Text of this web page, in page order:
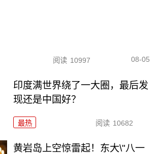
阅读 10997 08-05
印度满世界绕了一大圈，最后发
现还是中国好？
最热 阅读 10682
黄岩岛上空惊雷起！东大\"八一